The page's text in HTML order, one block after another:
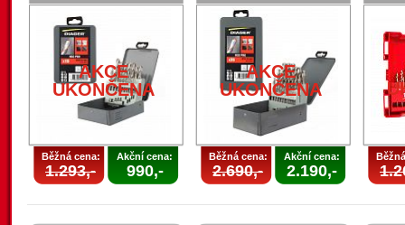
AKCE
UKONČENA
Běžná cena:
1.293,-
Akční cena:
990,-
AKCE
UKONČENA
Běžná cena:
2.690,-
Akční cena:
2.190,-